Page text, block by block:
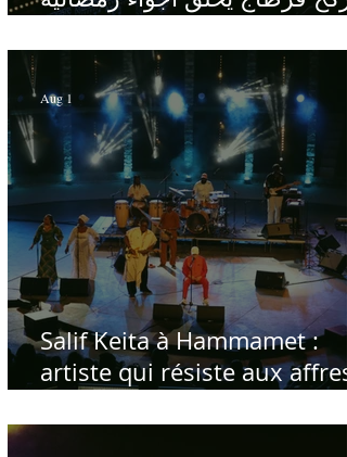
Salif Keita à Hammamet :
artiste qui résiste aux affres
Aug 1